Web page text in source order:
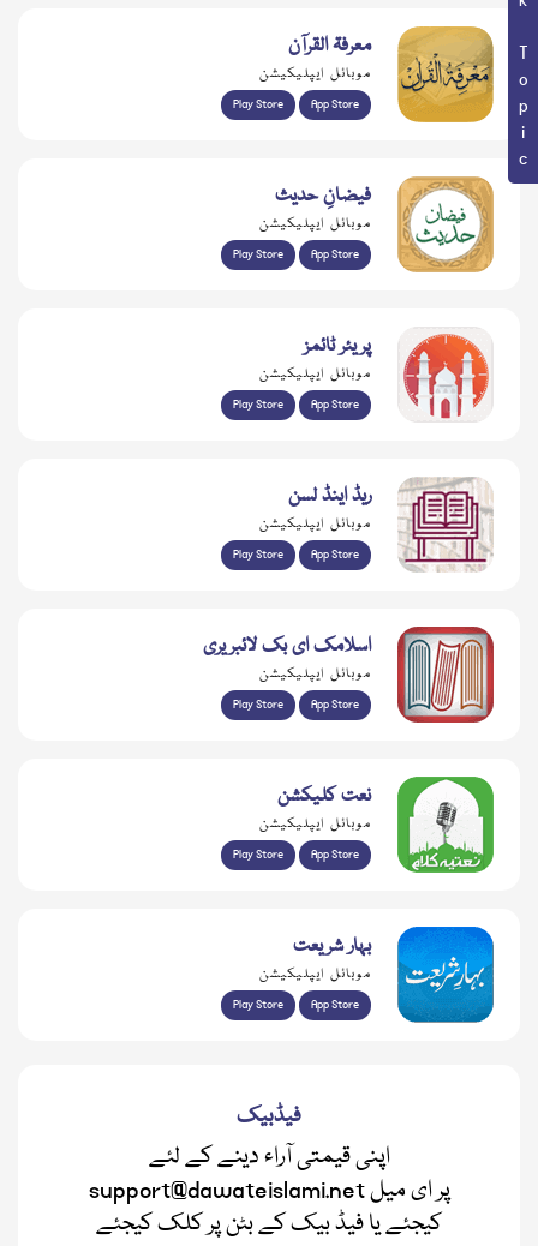
معرفۃ القرآن
موبائل ایپلیکیشن
Play Store App Store
فیضانِ حدیث
موبائل ایپلیکیشن
Play Store App Store
پریئر ٹائمز
موبائل ایپلیکیشن
Play Store App Store
ریڈ اینڈ لسن
موبائل ایپلیکیشن
Play Store App Store
اسلامک ای بک لائبریری
موبائل ایپلیکیشن
Play Store App Store
نعت کلیکشن
موبائل ایپلیکیشن
Play Store App Store
بہار شریعت
موبائل ایپلیکیشن
Play Store App Store
فیڈبیک
اپنی قیمتی آراء دینے کے لئے
support@dawateislami.net پر ای میل
کیجئے یا فیڈ بیک کے بٹن پر کلک کیجئے